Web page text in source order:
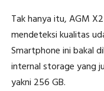
Tak hanya itu, AGM
mendeteksi kualitas
Smartphone ini bakal
internal storage yang
yakni 256 GB.